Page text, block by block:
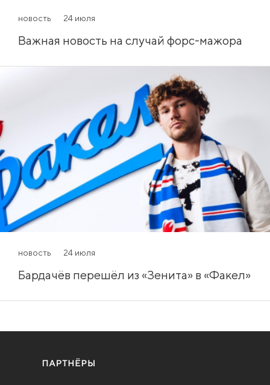
новость 24 июля
Важная новость на случай форс-мажора
новость 24 июля
Бардачёв перешёл из «Зенита» в «Факел»